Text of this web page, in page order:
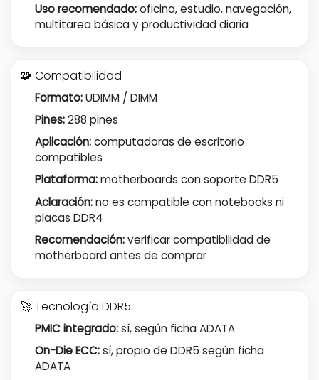
Uso recomendado:oficina, estudio, navegación,
multitarea básica y productividad diaria
🧩 Compatibilidad
Formato:UDIMM / DIMM
Pines:288 pines
Aplicación:computadoras de escritorio
compatibles
Plataforma:motherboards con soporte DDR5
Aclaración:no es compatible con notebooks ni
placas DDR4
Recomendación:verificar compatibilidad de
motherboard antes de comprar
🚀 Tecnología DDR5
PMIC integrado:sí, según ficha ADATA
On-Die ECC:sí, propio de DDR5 según ficha
ADATA